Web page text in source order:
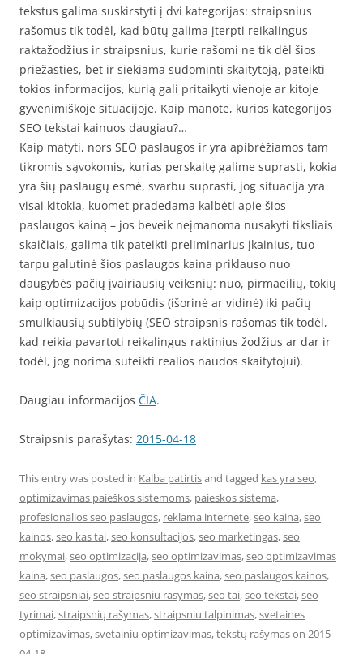
tekstus galima suskirstyti į dvi kategorijas: straipsnius
rašomus tik todėl, kad būtų galima įterpti reikalingus
raktažodžius ir straipsnius, kurie rašomi ne tik dėl šios
priežasties, bet ir siekiama sudominti skaitytoją, pateikti
tokios informacijos, kurią gali pritaikyti vienoje ar kitoje
gyvenimiškoje situacijoje. Kaip manote, kurios kategorijos
SEO tekstai kainuos daugiau?…
Kaip matyti, nors SEO paslaugos ir yra apibrėžiamos tam
tikromis sąvokomis, kurias perskaitę galime suprasti, kokia
yra šių paslaugų esmė, svarbu suprasti, jog situacija yra
visai kitokia, kuomet pradedama kalbėti apie šios
paslaugos kainą – jos beveik neįmanoma nusakyti tiksliais
skaičiais, galima tik pateikti preliminarius įkainius, tuo
tarpu galutinė šios paslaugos kaina priklauso nuo
daugybės pačių įvairiausių veiksnių: nuo, pirmaeilių, tokių
kaip optimizacijos pobūdis (išorinė ar vidinė) iki pačių
smulkiausių subtilybių (SEO straipsnis rašomas tik todėl,
kad reikia pavartoti reikalingus raktinius žodžius ar dar ir
todėl, jog norima suteikti realios naudos skaitytojui).
Daugiau informacijos ČIA.
Straipsnis parašytas: 2015-04-18
This entry was posted in Kalba patirtisand tagged kas yra seo,
optimizavimas paieškos sistemoms, paieskos sistema,
profesionalios seo paslaugos, reklama internete,seo kaina,seo
kainos,seo kas tai,seo konsultacijos,seo marketingas,seo
mokymai,seo optimizacija,seo optimizavimas,seo optimizavimas
kaina,seo paslaugos,seo paslaugos kaina,seo paslaugos kainos,
seo straipsniai,seo straipsniu rasymas,seo tai,seo tekstai,seo
tyrimai,straipsnių rašymas,straipsniu talpinimas,svetaines
optimizavimas,svetainiu optimizavimas,tekstų rašymason 2015-